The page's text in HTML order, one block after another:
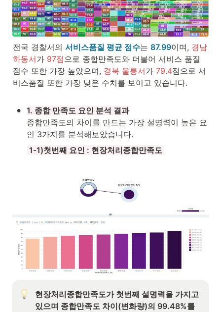
전국 경찰서의 서비스품질 평균 점수는 87.99이며, 경남
하동서가 97점 으로 종합만족도와 더불어 서비스 품질
점수 또한 가장 높았으며, 경북 울릉서가 79.4점으로 서
비스품질 또한 가장 낮은 수치를 보이고 있습니다.
• 1. 종합 만족도 요인 분석 결과
종합만족도의 차이를 만드는 가장 설명력이 높은 요
인 3가지를 분석해보았습니다.
1-1)첫번째 요인 : 현장처리종합만족도
현장처리종합만족도가 첫번째 설명력을 가지고
있으며 종합만족도 차이(변화량)의 99.48%를